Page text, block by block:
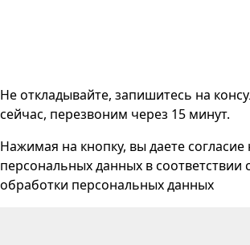
Не откладывайте, запишитесь на
сейчас, перезвоним через 15 минут.
Нажимая на кнопку, вы даете согласие
персональных данных в соответствии с
обработки персональных данных